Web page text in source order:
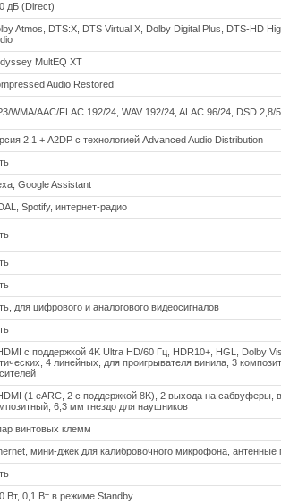
дБ (Direct)
Atmos, DTS:X, DTS Virtual X, Dolby Digital Plus, DTS-HD
MultEQ XT
Audio Restored
WMA/AAC/FLAC 192/24, WAV 192/24, ALAC 96/24, DSD 2,8/
2.1 + A2DP с технологией Advanced Audio Distribution
Google Assistant
Spotify, интернет-радио
для цифрового и аналогового видеосигналов
с поддержкой 4K Ultra HD/60 Гц, HDR10+, HGL, Dolby
4 линейных, для проигрывателя винила, 3
(1 eARC, 2 c поддержкой 8K), 2 выхода на сабвуферы,
6,3 мм гнездо для наушников
винтовых клемм
мини-джек для калибровочного микрофона, антенные
Вт, 0,1 Вт в режиме Standby